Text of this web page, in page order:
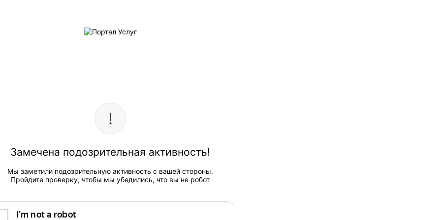
Замечена подозрительная активность!
Мы заметили подозрительную активность с вашей стороны.
Пройдите проверку, чтобы мы убедились, что вы не робот